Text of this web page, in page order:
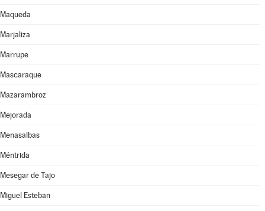
Maqueda
Marjaliza
Marrupe
Mascaraque
Mazarambroz
Mejorada
Menasalbas
Méntrida
Mesegar de Tajo
Miguel Esteban